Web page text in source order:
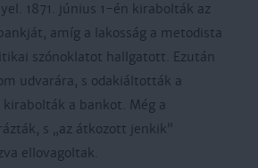
1871. június 1-én kirabolták az
amíg a lakosság a metodista
szónoklatot hallgatott. Ezután
udvarára, s odakiáltották a
a bankot. Még a
s „az átkozott jenkik”
ellovagoltak.